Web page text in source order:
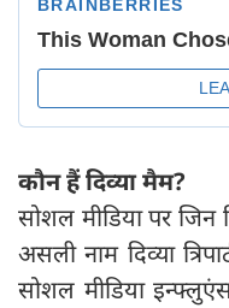
कौन हैं दिव्या मैम?
सोशल मीडिया पर जिन
असली नाम दिव्या
सोशल मीडिया